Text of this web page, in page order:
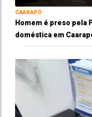
CAARAPÓ
Homem é preso pela
doméstica em